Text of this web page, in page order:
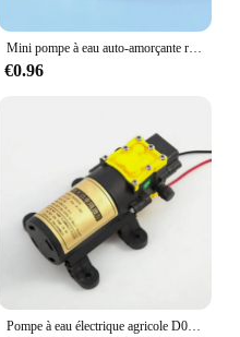
Mini pompe à eau auto-amorçante résistante à la corrosion, pompe de pulvérisation de désinfectant, moteur à brosse en carbone, DC 3V, 310 V, 3.7, 1 pièce
€0.96
Pompe à eau électrique agricole D0AC 8l/min, grand débit, pulvérisateur à haute pression, accessoires de lavage de voiture